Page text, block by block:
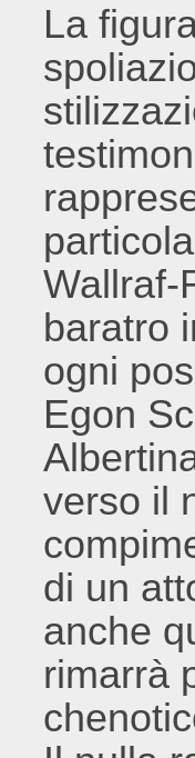
La
Wallraf-
baratro
ogni
Egon
verso il
di un
anche
rimarrà